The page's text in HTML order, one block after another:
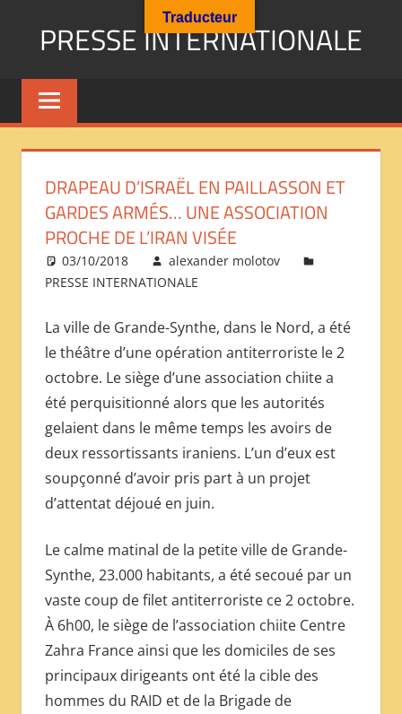
PRESSE INTERNATIONALE
Presse
Internationale
Géopolitique
Immigration
Société
Emploi
Economie
Géostratégie-
PRESS
REVIEW
——
ОБЗОР
МЕЖДУНАРОДНОЙ
ПРЕССЫ
DRAPEAU D’ISRAËL EN PAILLASSON ET
GARDES ARMÉS… UNE ASSOCIATION
PROCHE DE L’IRAN VISÉE
03/10/2018
alexander molotov
PRESSE INTERNATIONALE
La ville de Grande-Synthe, dans le Nord, a été
le théâtre d’une opération antiterroriste le 2
octobre. Le siège d’une association chiite a
été perquisitionné alors que les autorités
gelaient dans le même temps les avoirs de
deux ressortissants iraniens. L’un d’eux est
soupçonné d’avoir pris part à un projet
d’attentat déjoué en juin.
Le calme matinal de la petite ville de Grande-
Synthe, 23.000 habitants, a été secoué par un
vaste coup de filet antiterroriste ce 2 octobre.
À 6h00, le siège de l’association chiite Centre
Zahra France ainsi que les domiciles de ses
principaux dirigeants ont été la cible des
hommes du RAID et de la Brigade de
Traducteur